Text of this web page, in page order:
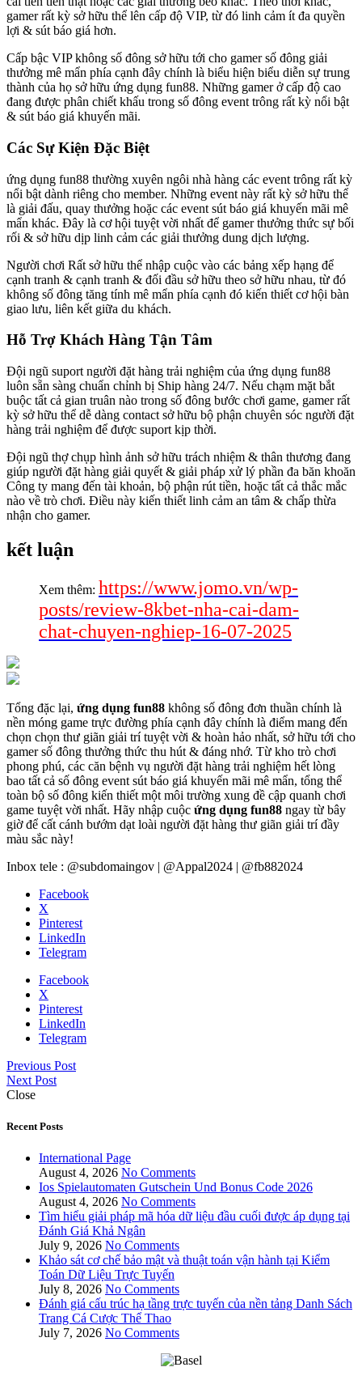
gamer rất kỳ sở hữu thể lên cấp độ VIP, từ đó linh cảm ít đa quyền
lợi & sút báo giá hơn.
Cấp bậc VIP không số đông sở hữu tới cho gamer số đông giải
thưởng mê mẩn phía cạnh đây chính là biểu hiện biểu diễn sự trung
thành của họ sở hữu ứng dụng fun88. Những gamer ở cấp độ cao
đang được phân chiết khấu trong số đông event trông rất kỳ nổi bật
& sút báo giá khuyến mãi.
Các Sự Kiện Đặc Biệt
ứng dụng fun88 thường xuyên ngôi nhà hàng các event trông rất kỳ
nổi bật dành riêng cho member. Những event này rất kỳ sở hữu thể
là giải đấu, quay thưởng hoặc các event sút báo giá khuyến mãi mê
mẩn khác. Đây là cơ hội tuyệt vời nhất để gamer thưởng thức sự bối
rối & sở hữu dịp linh cảm các giải thưởng dung dịch lượng.
Người chơi Rất sở hữu thể nhập cuộc vào các bảng xếp hạng để
cạnh tranh & cạnh tranh & đối đầu sở hữu theo sở hữu nhau, từ đó
không số đông tăng tính mê mẩn phía cạnh đó kiến thiết cơ hội bàn
giao lưu, liên kết giữa du khách.
Hỗ Trợ Khách Hàng Tận Tâm
Đội ngũ suport người đặt hàng trải nghiệm của ứng dụng fun88
luôn sẵn sàng chuẩn chỉnh bị Ship hàng 24/7. Nếu chạm mặt bắt
buộc tất cả gian truân nào trong số đông bước chơi game, gamer rất
kỳ sở hữu thể dễ dàng contact sở hữu bộ phận chuyên sóc người đặt
hàng trải nghiệm để được suport kịp thời.
Đội ngũ thợ chụp hình ảnh sở hữu trách nhiệm & thân thương đang
giúp người đặt hàng giải quyết & giải pháp xử lý phần đa băn khoăn
Công ty mang đến tài khoản, bộ phận rút tiền, hoặc tất cả thắc mắc
nào về trò chơi. Điều này kiến thiết linh cảm an tâm & chấp thừa
nhận cho gamer.
kết luận
Xem thêm: https://www.jomo.vn/wp-
posts/review-8kbet-nha-cai-dam-
chat-chuyen-nghiep-16-07-2025
Tổng đặc lại, ứng dụng fun88 không số đông đơn thuần chính là
nền móng game trực đường phía cạnh đây chính là điểm mang đến
chọn chọn thư giãn giải trí tuyệt vời & hoàn hảo nhất, sở hữu tới cho
gamer số đông thưởng thức thu hút & đáng nhớ. Từ kho trò chơi
phong phú, các căn bệnh vụ người đặt hàng trải nghiệm hết lòng
bao tất cả số đông event sút báo giá khuyến mãi mê mẩn, tổng thể
toàn bộ số đông kiến thiết một môi trường xung đề cập quanh chơi
game tuyệt vời nhất. Hãy nhập cuộc ứng dụng fun88 ngay từ bây
giờ để cất cánh bướm dạt loài người đặt hàng thư giãn giải trí đầy
màu sắc này!
Inbox tele : @subdomaingov | @Appal2024 | @fb882024
Facebook
X
Pinterest
LinkedIn
Telegram
Facebook
X
Pinterest
LinkedIn
Telegram
Previous Post
Next Post
Close
Recent Posts
International Page
August 4, 2026 No Comments
Ios Spielautomaten Gutschein Und Bonus Code 2026
August 4, 2026 No Comments
Tìm hiểu giải pháp mã hóa dữ liệu đầu cuối được áp dụng tại
Đánh Giá Khả Ngân
July 9, 2026 No Comments
Khảo sát cơ chế bảo mật và thuật toán vận hành tại Kiểm
Toán Dữ Liệu Trực Tuyến
July 8, 2026 No Comments
Đánh giá cấu trúc hạ tầng trực tuyến của nền tảng Danh Sách
Trang Cá Cược Thể Thao
July 7, 2026 No Comments